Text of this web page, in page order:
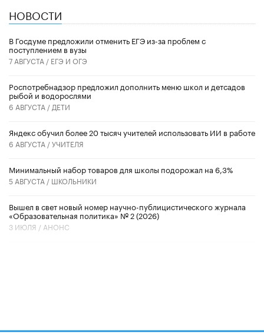
НОВОСТИ
В Госдуме предложили отменить ЕГЭ из-за проблем с
поступлением в вузы
7 АВГУСТА / ЕГЭ И ОГЭ
Роспотребнадзор предложил дополнить меню школ и детсадов
рыбой и водорослями
6 АВГУСТА / ДЕТИ
​Яндекс обучил более 20 тысяч учителей использовать ИИ в работе
6 АВГУСТА /УЧИТЕЛЯ
Минимальный набор товаров для школы подорожал на 6,3%
5 АВГУСТА / ШКОЛЬНИКИ
Вышел в свет новый номер научно-публицистического журнала
«Образовательная политика» № 2 (2026)
3 ИЮЛЯ / АНОНС